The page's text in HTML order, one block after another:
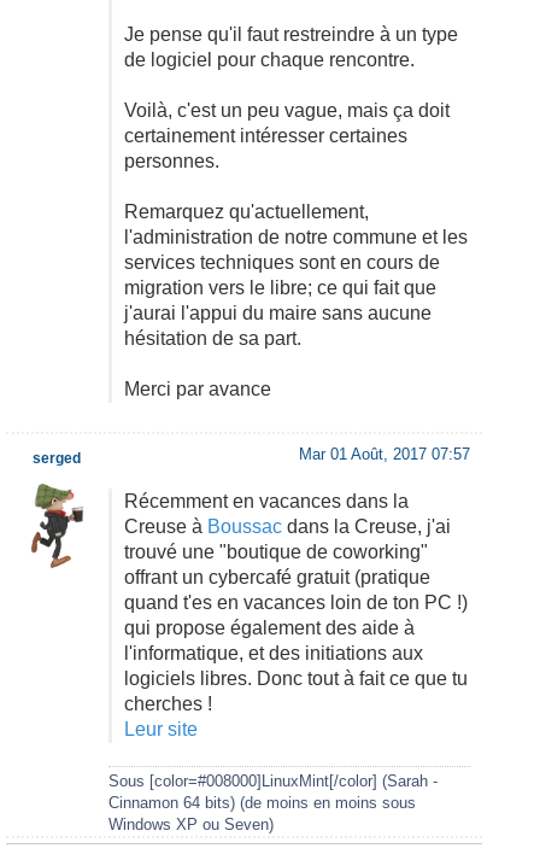
Je pense qu'il faut restreindre à un type
de logiciel pour chaque rencontre.
Voilà, c'est un peu vague, mais ça doit
certainement intéresser certaines
personnes.
Remarquez qu'actuellement,
l'administration de notre commune et les
services techniques sont en cours de
migration vers le libre; ce qui fait que
j'aurai l'appui du maire sans aucune
hésitation de sa part.
Merci par avance
Mar 01 Août, 2017 07:57
Récemment en vacances dans la
Creuse à Boussacdans la Creuse, j'ai
trouvé une "boutique de coworking"
offrant un cybercafé gratuit (pratique
quand t'es en vacances loin de ton PC !)
qui propose également des aide à
l'informatique, et des initiations aux
logiciels libres. Donc tout à fait ce que tu
cherches !
Leur site
Sous [color=#008000]LinuxMint[/color] (Sarah -
Cinnamon 64 bits) (de moins en moins sous
Windows XP ou Seven)
serged